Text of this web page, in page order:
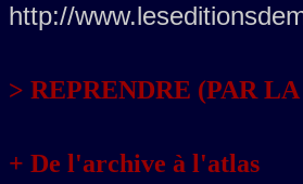
http://
> REPRENDRE (PAR
+ De l'archive à l'atlas